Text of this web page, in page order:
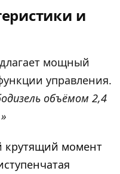
и
мощный
управления.
объёмом 2,4
момент